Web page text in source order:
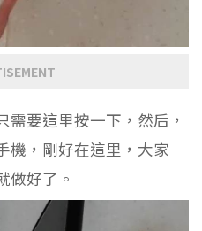
要這里按一下，然后，
機，剛好在這里，大家
做好了。